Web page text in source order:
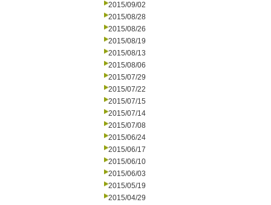
2015/09/02
2015/08/28
2015/08/26
2015/08/19
2015/08/13
2015/08/06
2015/07/29
2015/07/22
2015/07/15
2015/07/14
2015/07/08
2015/06/24
2015/06/17
2015/06/10
2015/06/03
2015/05/19
2015/04/29